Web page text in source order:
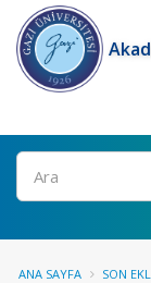
Ara
ANA SAYFA SON